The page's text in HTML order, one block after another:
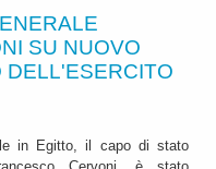
SU NUOVO
DELL'ESERCITO
in Egitto, il capo di stato